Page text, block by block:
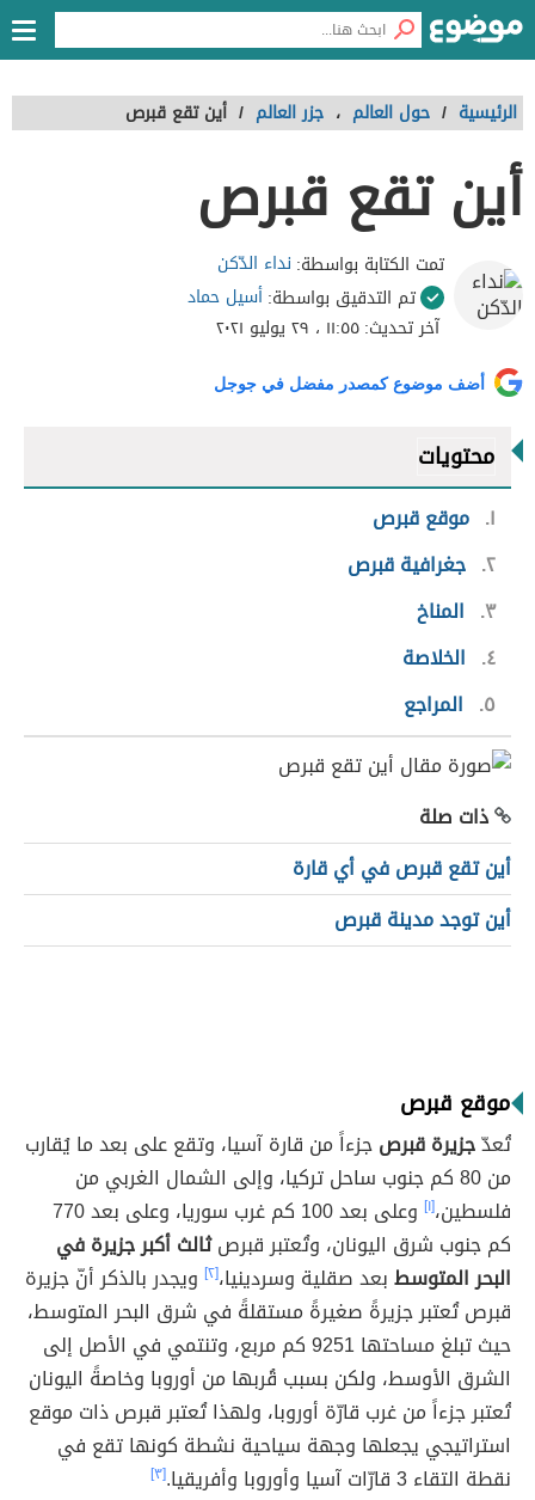
الرئيسية / حول العالم ، جزر العالم / أين تقع قبرص
أين تقع قبرص
تمت الكتابة بواسطة: نداء الدّكن
تم التدقيق بواسطة:أسيل حماد
آخر تحديث:١١:٥٥ ، ٢٩ يوليو ٢٠٢١
أضف موضوع كمصدر مفضل في جوجل
محتويات
١ موقع قبرص
٢ جغرافية قبرص
٣
المناخ
٤
الخلاصة
٥
المراجع
ذات صلة
أين تقع قبرص في أي قارة
أين توجد مدينة قبرص
موقع قبرص
تُعدّجزيرة قبرصجزءاً من قارة آسيا، وتقع على بعد ما يُقارب
من 80 كم جنوب ساحل تركيا، وإلى الشمال الغربي من
فلسطين،[١]
وعلى بعد 100 كم غرب سوريا، وعلى بعد 770
كم جنوب شرق اليونان، وتُعتبر قبرصثالث أكبر جزيرة في
البحر المتوسطبعد صقلية وسردينيا،[٢]
ويجدر بالذكر أنّ جزيرة
قبرص تُعتبر جزيرةً صغيرةً مستقلةً في شرق البحر المتوسط،
حيث تبلغ مساحتها 9251 كم مربع، وتنتمي في الأصل إلى
الشرق الأوسط، ولكن بسبب قُربها من أوروبا وخاصةً اليونان
تُعتبر جزءاً من غرب قارّة أوروبا، ولهذا تُعتبر قبرص ذات موقع
استراتيجي يجعلها وجهة سياحية نشطة كونها تقع في
نقطة التقاء 3 قارّات آسيا وأوروبا وأفريقيا.
[٣]